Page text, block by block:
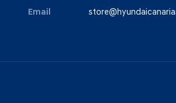
Email